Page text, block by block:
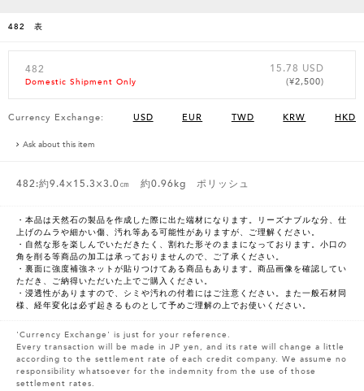
482 表
482
Domestic Shipment Only
15.78 USD
(¥2,500)
Currency Exchange: USD EUR TWD KRW HKD
Ask about this item
482:約9.4×15.3×3.0㎝ 約0.96kg ポリッシュ
・本品は天然石の製品を作成した際に出た端材になります。リーズナブルな分、仕
上げのムラや細かい傷、汚れ等ある可能性がありますが、ご理解ください。
・自然な形を楽しんでいただきたく、割れた形そのままになっております。小口の
角を削る等商品の加工は承っておりませんので、ご了承ください。
・裏面に強度補強ネットが貼りつけてある商品もあります。商品画像を確認してい
ただき、ご納得いただいた上でご購入ください。
・浸透性がありますので、シミや汚れの付着にはご注意ください。また一般石材同
様、経年変化は必ず起きるものとして予めご理解の上でお使いください。
'Currency Exchange' is just for your reference.
Every transaction will be made in JP yen, and its rate will change a little
according to the settlement rate of each credit company. We assume no
responsibility whatsoever for the indemnity from the use of those
settlement rates.